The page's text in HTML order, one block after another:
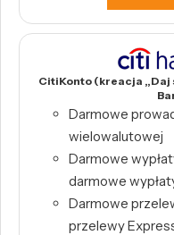
CitiKonto (kreacja „Daj
Darmowe
wielowalutowej
Darmowe
darmowe
Darmowe
przelewy